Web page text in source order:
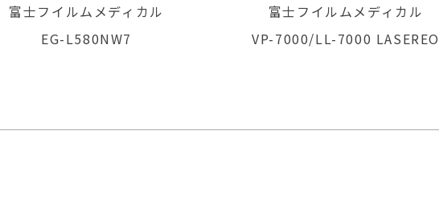
富士フイルムメディカル
VP-7000/LL-7000 LASEREO
富士フイルムメディカル
EG-L580NW7